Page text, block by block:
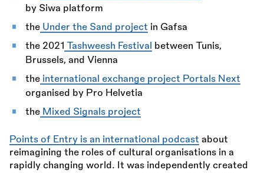
by Siwa platform
the Under the Sand project in Gafsa
the 2021 Tashweesh Festival
between Tunis,
Brussels, and Vienna
the international exchange project Portals Next
organised by Pro Helvetia
the Mixed Signals project
Points of Entry is an international podcast about
reimagining the roles of cultural organisations in a
rapidly changing world. It was independently created